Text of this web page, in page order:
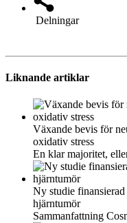
Delningar
Liknande artiklar
Växande bevis för
oxidativ stress
En klar majoritet,
Ny studie
hjärntumör
Sammanfattning